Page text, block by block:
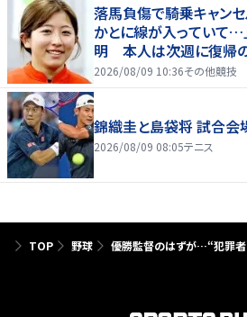
落馬負傷で騎乗キャン
かとに線が入っていて
明 本人は次週に復帰
2026/08/09 10:36その他競技
錦織圭と島袋将 試合会
2026/08/09 08:05テニス
TOP 野球 優勝監督のはずが…“犯罪